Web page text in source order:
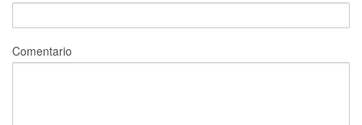
Comentario